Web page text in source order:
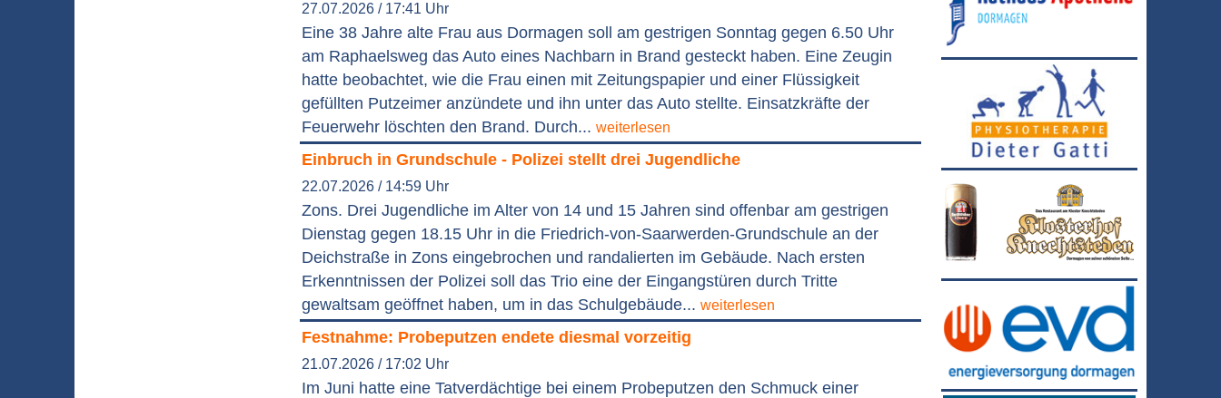
27.07.2026 / 17:41 Uhr
Eine 38 Jahre alte Frau aus Dormagen soll am gestrigen Sonntag gegen 6.50 Uhr
am Raphaelsweg das Auto eines Nachbarn in Brand gesteckt haben. Eine Zeugin
hatte beobachtet, wie die Frau einen mit Zeitungspapier und einer Flüssigkeit
gefüllten Putzeimer anzündete und ihn unter das Auto stellte. Einsatzkräfte der
Feuerwehr löschten den Brand. Durch... weiterlesen
Einbruch in Grundschule - Polizei stellt drei Jugendliche
22.07.2026 / 14:59 Uhr
Zons. Drei Jugendliche im Alter von 14 und 15 Jahren sind offenbar am gestrigen
Dienstag gegen 18.15 Uhr in die Friedrich-von-Saarwerden-Grundschule an der
Deichstraße in Zons eingebrochen und randalierten im Gebäude. Nach ersten
Erkenntnissen der Polizei soll das Trio eine der Eingangstüren durch Tritte
gewaltsam geöffnet haben, um in das Schulgebäude... weiterlesen
Festnahme: Probeputzen endete diesmal vorzeitig
21.07.2026 / 17:02 Uhr
Im Juni hatte eine Tatverdächtige bei einem Probeputzen den Schmuck einer